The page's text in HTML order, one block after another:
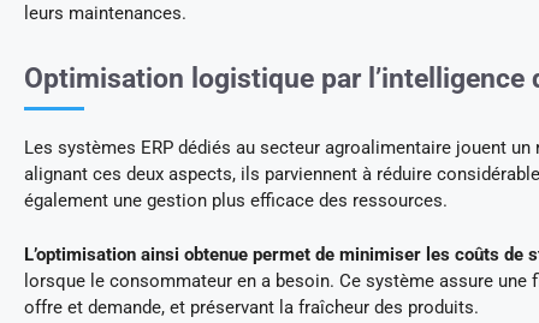
leurs maintenances.
Optimisation logistique par l’intelligence
Les systèmes ERP dédiés au secteur agroalimentaire jouent
alignant ces deux aspects, ils parviennent à réduire
également une gestion plus efficace des ressources.
L’optimisation ainsi obtenue permet de minimiser les coûts de
lorsque le consommateur en a besoin. Ce système assure
offre et demande, et préservant la fraîcheur des produits.